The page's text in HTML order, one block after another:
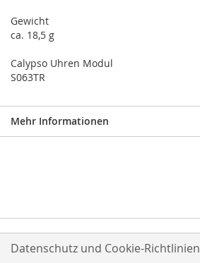
Gewicht
ca. 18,5 g
Calypso Uhren Modul
S063TR
Mehr Informationen
Datenschutz und Cookie-Richtlinien